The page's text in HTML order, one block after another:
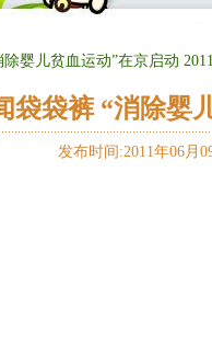
婴儿贫血运动”在京启动
袋袋裤 “消除婴
发布时间:2011年06月